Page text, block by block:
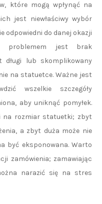
które mogą wpłynąć na
jest niewłaściwy wybór
odpowiedni do danej okazji
problemem jest brak
długi lub skomplikowany
na statuetce. Ważne jest
wszelkie szczegóły
aby uniknąć pomyłek.
na rozmiar statuetki; zbyt
a zbyt duża może nie
być eksponowana. Warto
zamówienia; zamawiając
narazić się na stres